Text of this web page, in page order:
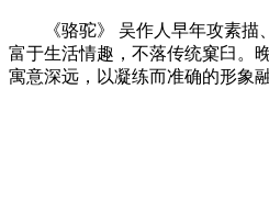
《骆驼》 吴作人早年攻素描
富于生活情趣，不落传统窠臼。
寓意深远，以凝练而准确的形象